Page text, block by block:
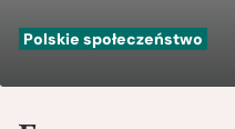
Polskie społeczeństwo